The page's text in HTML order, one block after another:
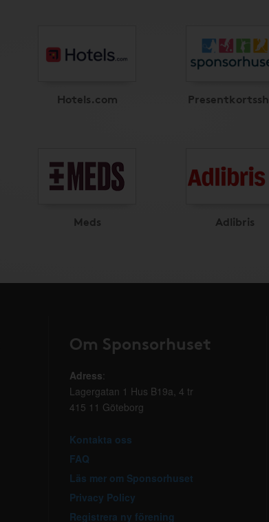
Hotels.com
Meds Adlibris
Om Sponsorhuset
Adress:
Lagergatan 1 Hus B19a, 4 tr
415 11 Göteborg
Kontakta oss
FAQ
Läs mer om Sponsorhuset
Privacy Policy
Registrera ny förening